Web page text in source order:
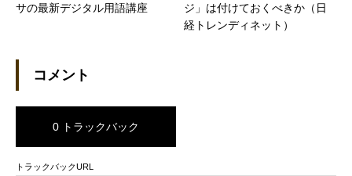
サの最新デジタル用語講座
ジ」は付けておくべきか（日
経トレンディネット）
コメント
0 トラックバック
トラックバックURL